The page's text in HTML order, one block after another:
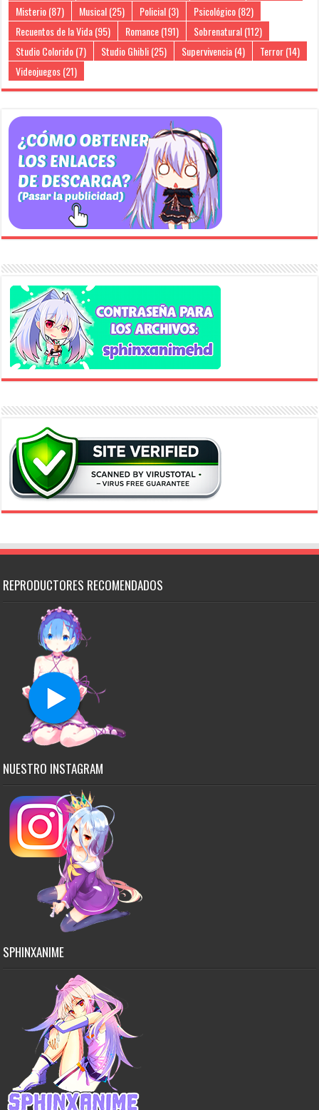
Misterio(87) Musical(25) Policial(3) Psicológico(82)
Recuentos de la Vida(95) Romance(191) Sobrenatural(112)
Studio Colorido(7) Studio Ghibli(25) Supervivencia(4) Terror(14)
Videojuegos(21)
REPRODUCTORES RECOMENDADOS
NUESTRO INSTAGRAM
SPHINXANIME